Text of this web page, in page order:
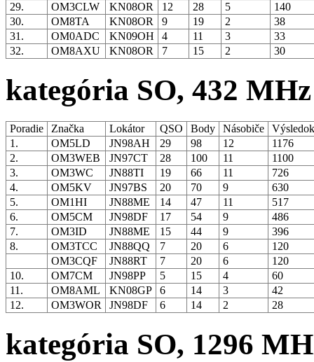
29.
OM3CLW KN08OR 12 28 5
140
30.
OM8TA KN08OR 9 19 2
38
31.
OM0ADC KN09OH 4 11 3
33
32.
OM8AXU KN08OR 7 15 2 30
kategória SO, 432 MHz
Poradie Značka Lokátor QSO Body Násobiče
1.
OM5LD JN98AH 29 98 12
1176
2.
OM3WEB JN97CT 28 100 11
1100
3.
OM3WC JN88TI 19 66 11
726
4.
OM5KV JN97BS 20 70 9
630
5.
OM1HI JN88ME 14 47 11
517
6.
OM5CM JN98DF 17 54 9
486
7.
OM3ID JN88ME 15 44 9
396
8.
OM3TCC JN88QQ 7 20 6
120
OM3CQF
JN88RT 7 20 6
120
10.
OM7CM JN98PP 5 15 4
60
11.
OM8AML KN08GP 6 14 3
42
12.
OM3WOR JN98DF 6 14 2 28
kategória SO, 1296